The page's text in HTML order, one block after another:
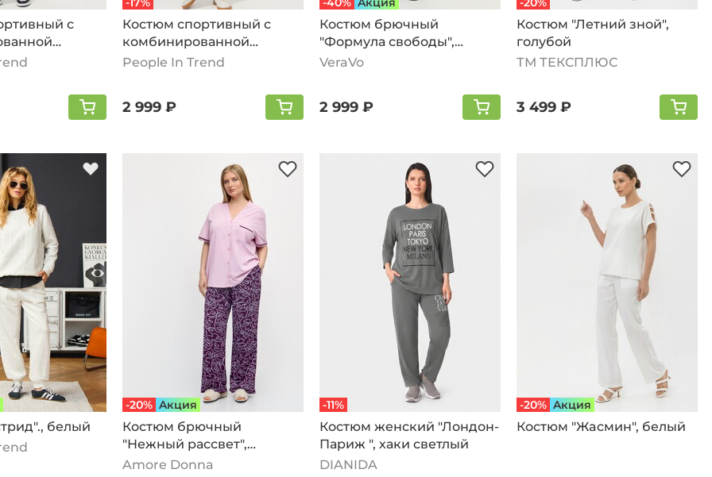
с
Костюм спортивный с
комбинированной
вставкой, кофейный
People In Trend
2 999 ₽
Костюм брючный
"Формула свободы",
кофейный
VeraVo
2 999 ₽
Костюм "Летний зной",
голубой
ТМ ТЕКСПЛЮС
3 499 ₽
белый
-20% Aкция
Костюм брючный
"Нежный рассвет",
розовый
Amore Donna
-11%
Костюм женский "Лондон-
Париж ", хаки светлый
DIANIDA
-20% Aкция
Костюм "Жaсмин", белый